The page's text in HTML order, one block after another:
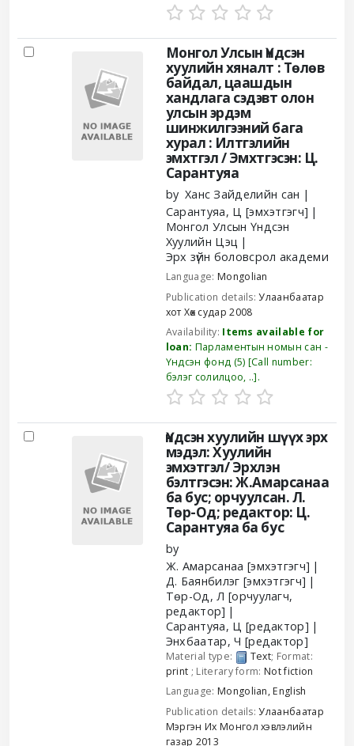
Монгол Улсын Үндсэн
хуулийн хяналт : Төлөв
байдал, цаашдын
хандлага сэдэвт олон
улсын эрдэм
шинжилгээний бага
хурал : Илтгэлийн
эмхтгэл /Эмхтгэсэн: Ц.
Сарантуяа
by Ханс Зайделийн сан
Сарантуяа, Ц [эмхэтгэгч]
Монгол Улсын Үндсэн
Хуулийн Цэц
Эрх зүйн боловсрол академи
Language: Mongolian
Publication details:Улаанбаатар
хот Хөх судар 2008
Availability: Items available for
loan: Парламентын номын сан -
Үндсэн фонд (5) Call number:
бэлэг солилцоо, .. .
Үндсэн хуулийн шүүх эрх
мэдэл: Хуулийн
эмхэтгэл/Эрхлэн
бэлтгэсэн: Ж.Амарсанаа
ба бус; орчуулсан. Л.
Төр-Од; редактор: Ц.
Сарантуяа ба бус
by
Ж. Амарсанаа [эмхэтгэгч]
Д. Баянбилэг [эмхэтгэгч]
Төр-Од, Л [орчуулагч,
редактор]
Сарантуяа, Ц [редактор]
Энхбаатар, Ч [редактор]
Material type: Text; Format:
print ; Literary form:Not fiction
Language: Mongolian,English
Publication details:Улаанбаатар
Мэргэн Их Монгол хэвлэлийн
газар 2013